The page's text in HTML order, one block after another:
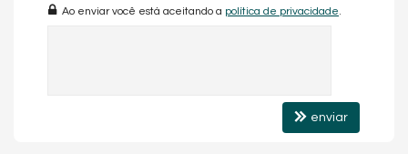
LoungeAo enviar você está aceitando a política de privacidade
enviar